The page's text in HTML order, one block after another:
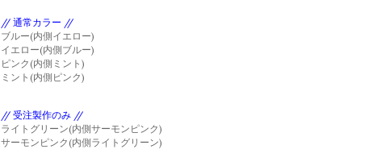
// 通常カラー //
ブルー(内側イエロー)
イエロー(内側ブルー)
ピンク(内側ミント)
ミント(内側ピンク)
// 受注製作のみ //
ライトグリーン(内側サーモンピンク)
サーモンピンク(内側ライトグリーン)